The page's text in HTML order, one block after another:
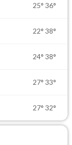
25° 36°
22° 38°
24° 38°
27° 33°
27° 32°